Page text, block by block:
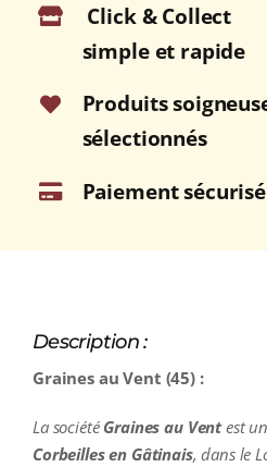
Click & Collect
simple et rapide
Produits
sélectionnés
Paiement
Description :
Graines au Vent (45) :
La société Graines au Ventest
Corbeilles en Gâtinais, dans le